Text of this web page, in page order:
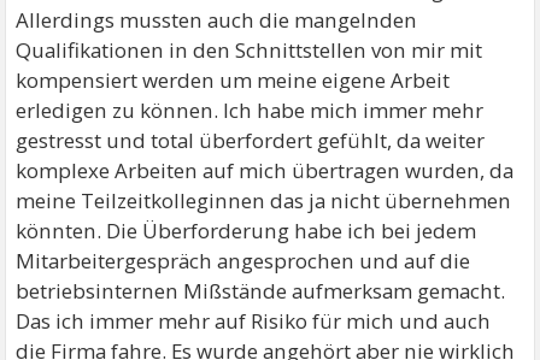
Allerdings mussten auch die mangelnden
Qualifikationen in den Schnittstellen von mir mit
kompensiert werden um meine eigene Arbeit
erledigen zu können. Ich habe mich immer mehr
gestresst und total überfordert gefühlt, da weiter
komplexe Arbeiten auf mich übertragen wurden, da
meine Teilzeitkolleginnen das ja nicht übernehmen
könnten. Die Überforderung habe ich bei jedem
Mitarbeitergespräch angesprochen und auf die
betriebsinternen Mißstände aufmerksam gemacht.
Das ich immer mehr auf Risiko für mich und auch
die Firma fahre. Es wurde angehört aber nie wirklich